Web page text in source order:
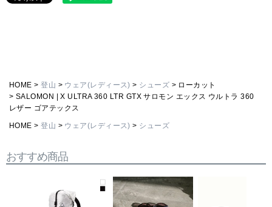
HOME 登山 ウェア(レディース) シューズ
ローカット
SALOMON | X ULTRA 360 LTR GTX サロモン エックス ウルトラ 360
レザー ゴアテックス
HOME 登山 ウェア(レディース) シューズ
おすすめ商品